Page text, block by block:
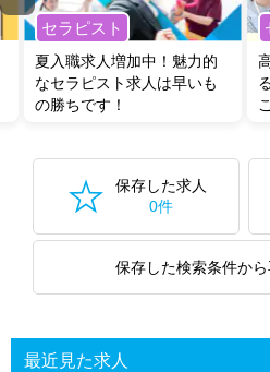
セラピスト
夏入職求人増加中！魅力的
なセラピスト求人は早いも
の勝ちです！
保存した求人
0件
保存した検索条件か
最近見た求人